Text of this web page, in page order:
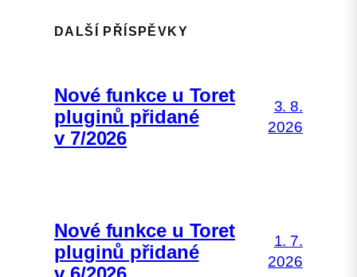
DALŠÍ PŘÍSPĚVKY
Nové funkce u Toret
pluginů přidané
v 7/2026
3. 8.
2026
Nové funkce u Toret
pluginů přidané
1. 7.
2026